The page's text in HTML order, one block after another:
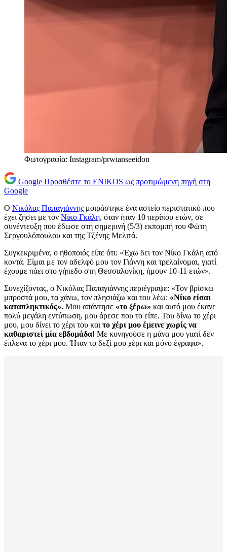
Φωτογραφία: Instagram/prwianseeidon
Google Προσθέστε το ENIKOS ως προτιμώμενη πηγή στη
Google
Ο Νικόλας Παπαγιάννης μοιράστηκε ένα αστείο περιστατικό που
έχει ζήσει με τον Νίκο Γκάλη, όταν ήταν 10 περίπου ετών, σε
συνέντευξη που έδωσε στη σημερινή (5/3) εκπομπή του Φώτη
Σεργουλόπουλου και της Τζένης Μελιτά.
Συγκεκριμένα, ο ηθοποιός είπε ότι: «Έχω δει τον Νίκο Γκάλη από
κοντά. Είμαι με τον αδελφό μου τον Γιάννη και τρελαίνομαι, γιατί
έχουμε πάει στο γήπεδο στη Θεσσαλονίκη, ήμουν 10-11 ετών».
Συνεχίζοντας, ο Νικόλας Παπαγιάννης περιέγραψε: «Τον βρίσκω
μπροστά μου, τα χάνω, τον πλησιάζω και του λέω: «Νίκο είσαι
καταπληκτικός». Μου απάντησε «το ξέρω» και αυτό μου έκανε
πολύ μεγάλη εντύπωση, μου άρεσε που το είπε. Του δίνω το χέρι
μου, μου δίνει το χέρι του και το χέρι μου έμεινε χωρίς να
καθαριστεί μία εβδομάδα! Με κυνηγούσε η μάνα μου γιατί δεν
έπλενα το χέρι μου. Ήταν το δεξί μου χέρι και μόνο έγραφα».